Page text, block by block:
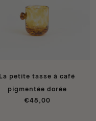
La petite tasse à café
pigmentée dorée
€48,00